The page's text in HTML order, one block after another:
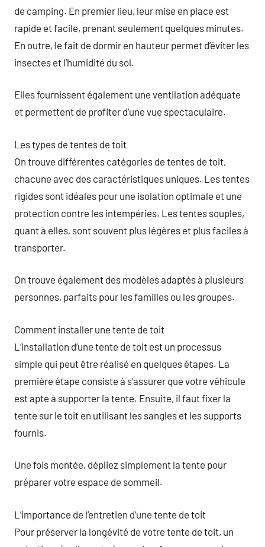
de camping. En premier lieu, leur mise en place est
rapide et facile, prenant seulement quelques minutes.
En outre, le fait de dormir en hauteur permet d’éviter les
insectes et l’humidité du sol.
Elles fournissent également une ventilation adéquate
et permettent de profiter d’une vue spectaculaire.
Les types de tentes de toit
On trouve différentes catégories de tentes de toit,
chacune avec des caractéristiques uniques. Les tentes
rigides sont idéales pour une isolation optimale et une
protection contre les intempéries. Les tentes souples,
quant à elles, sont souvent plus légères et plus faciles à
transporter.
On trouve également des modèles adaptés à plusieurs
personnes, parfaits pour les familles ou les groupes.
Comment installer une tente de toit
L’installation d’une tente de toit est un processus
simple qui peut être réalisé en quelques étapes. La
première étape consiste à s’assurer que votre véhicule
est apte à supporter la tente. Ensuite, il faut fixer la
tente sur le toit en utilisant les sangles et les supports
fournis.
Une fois montée, dépliez simplement la tente pour
préparer votre espace de sommeil.
L’importance de l’entretien d’une tente de toit
Pour préserver la longévité de votre tente de toit, un